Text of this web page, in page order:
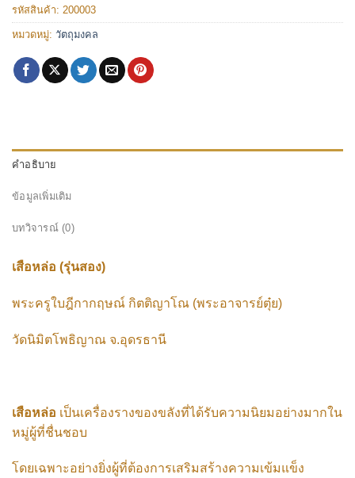
รหัสสินค้า: 200003
หมวดหมู่: วัตถุมงคล
คำอธิบาย
ข้อมูลเพิ่มเติม
บทวิจารณ์ (0)
เสือหล่อ (รุ่นสอง)
พระครูใบฎีกากฤษณ์ กิตติญาโณ (พระอาจารย์ตุ๋ย)
วัดนิมิตโพธิญาณ จ.อุดรธานี
เสือหล่อ เป็นเครื่องรางของขลังที่ได้รับความนิยมอย่างมากใน
หมู่ผู้ที่ชื่นชอบ
โดยเฉพาะอย่างยิ่งผู้ที่ต้องการเสริมสร้างความเข้มแข็ง